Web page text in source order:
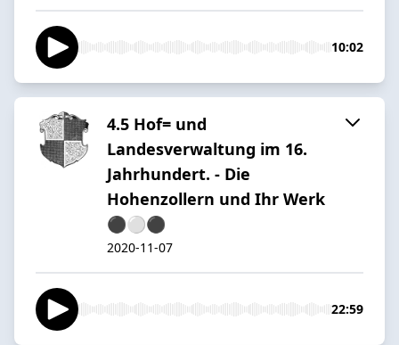
10:02
4.5 Hof= und
Landesverwaltung im 16.
Jahrhundert. - Die
Hohenzollern und Ihr Werk
⚫️⚪️⚫️
2020-11-07
22:59